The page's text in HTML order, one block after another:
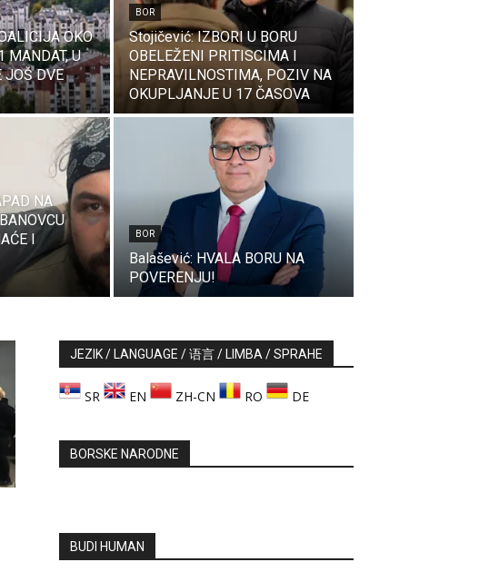
OKO
MANDAT, U
JOŠ DVE
BOR
Stojičević: IZBORI U BORU
OBELEŽENI PRITISCIMA I
NEPRAVILNOSTIMA, POZIV NA
OKUPLJANJE U 17 ČASOVA
NA
I
BOR
Balašević: HVALA BORU NA
POVERENJU!
JEZIK / LANGUAGE / 语言 / LIMBA / SPRAHE
SR EN ZH-CN RO DE
BORSKE NARODNE
BUDI HUMAN